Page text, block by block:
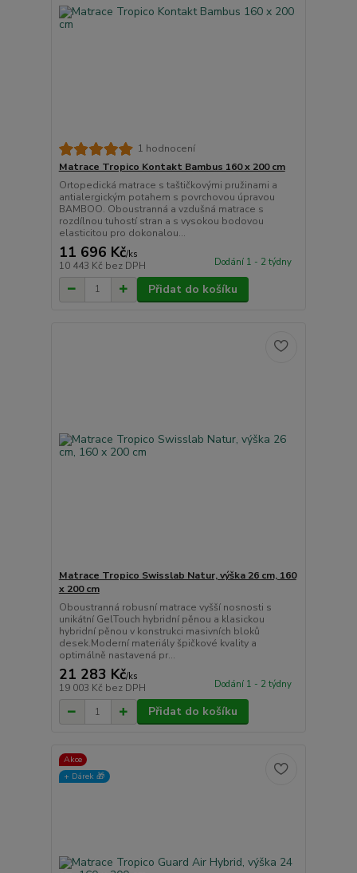
1 hodnocení
Matrace Tropico Kontakt Bambus 160 x 200 cm
Ortopedická matrace s taštičkovými pružinami a
antialergickým potahem s povrchovou úpravou
BAMBOO. Oboustranná a vzdušná matrace s
rozdílnou tuhostí stran a s vysokou bodovou
elasticitou pro dokonalou...
11 696 Kč/ks
10 443 Kč bez DPH Dodání 1 - 2 týdny
Přidat do košíku
Matrace Tropico Swisslab Natur, výška 26 cm, 160
x 200 cm
Oboustranná robusní matrace vyšší nosnosti s
unikátní GelTouch hybridní pěnou a klasickou
hybridní pěnou v konstrukci masivních bloků
desek.Moderní materiály špičkové kvality a
optimálně nastavená pr...
21 283 Kč/ks
19 003 Kč bez DPH Dodání 1 - 2 týdny
Přidat do košíku
Akce
+ Dárek️ 🎁